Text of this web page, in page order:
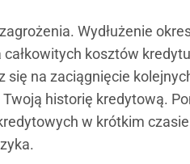
Wydłużenie
kosztów
na zaciągnięcie
historię kredytową.
w krótkim